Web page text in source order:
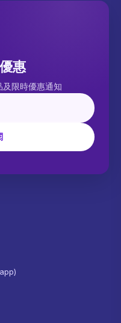
惠
限時優惠通知